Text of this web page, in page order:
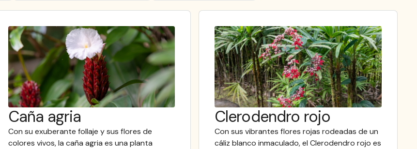
Caña agria
Con su exuberante follaje y sus flores de
colores vivos, la caña agria es una planta
Clerodendro rojo
Con sus vibrantes flores rojas rodeadas de un
cáliz blanco inmaculado, el Clerodendro rojo es